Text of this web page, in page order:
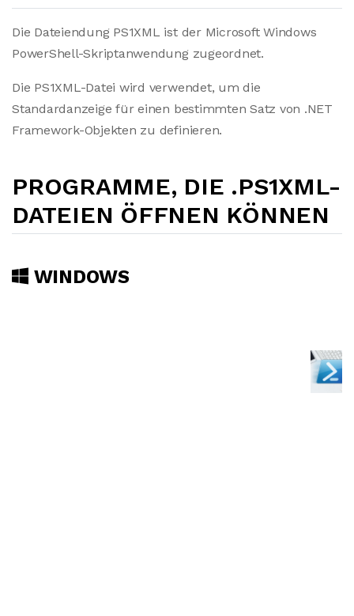
Die Dateiendung PS1XML ist der Microsoft Windows
PowerShell-Skriptanwendung zugeordnet.
Die PS1XML-Datei wird verwendet, um die
Standardanzeige für einen bestimmten Satz von .NET
Framework-Objekten zu definieren.
PROGRAMME, DIE .PS1XML-
DATEIEN ÖFFNEN KÖNNEN
WINDOWS